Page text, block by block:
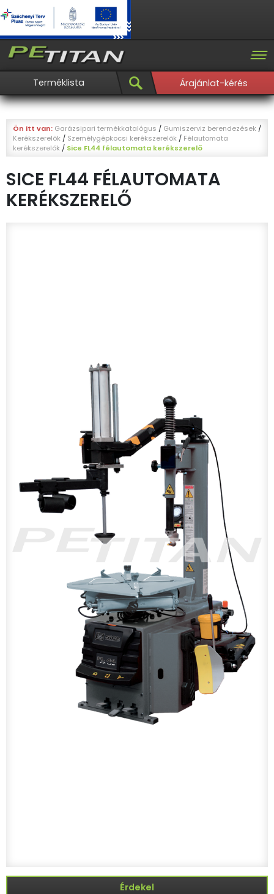
Terméklista Árajánlat-kérés
Ön itt van: Garázsipari termékkatalógus / Gumiszerviz berendezések /
Kerékszerelők / Személygépkocsi kerékszerelők / Félautomata
kerékszerelők / Sice FL44 félautomata kerékszerelő
SICE FL44 FÉLAUTOMATA
KERÉKSZERELŐ
Érdekel